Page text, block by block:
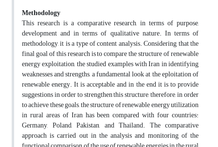
Methodology
This research is a comparative research, in terms of purpose,
development and in terms of qualitative nature. In terms of
methodology, it is a type of content analysis. Considering that the
final goal of this research is to compare the structure of renewable
energy exploitation, the studied examples with Iran in identifying
weaknesses and strengths, a fundamental look at the eploitation of
renewable energy. It is acceptable and in the end it is to provide
suggestions in order to strengthen this structure, therefore, in order
to achieve these goals, the structure of renewable energy utilization
in rural areas of Iran has been compared with four countries:
Germany, Poland, Pakistan, and Thailand. The comparative
approach is carried out in the analysis and monitoring of the